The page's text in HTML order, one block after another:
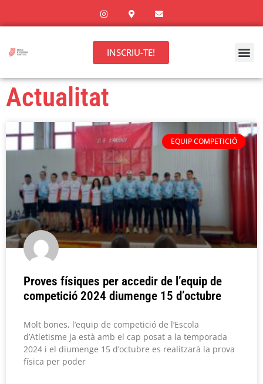
INSCRIU-TE!
Actualitat
EQUIP COMPETICIÓ
Proves físiques per accedir de l’equip de
competició 2024 diumenge 15 d’octubre
Molt bones, l’equip de competició de l’Escola
d’Atletisme ja està amb el cap posat a la temporada
2024 i el diumenge 15 d’octubre es realitzarà la prova
física per poder